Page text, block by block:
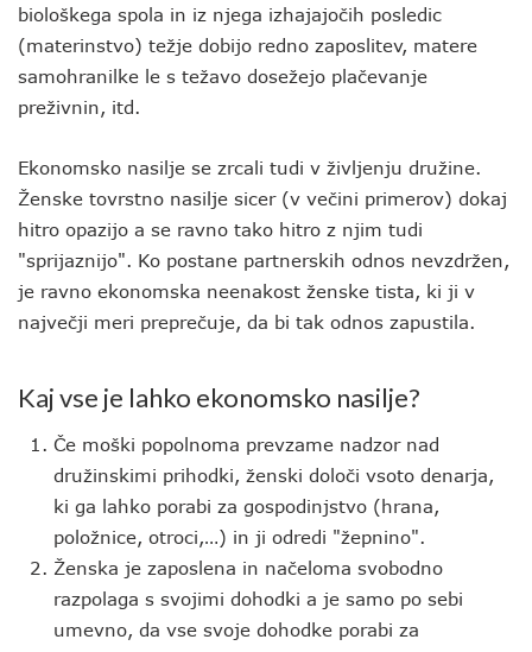
biološkega spola in iz njega izhajajočih posledic
(materinstvo) težje dobijo redno zaposlitev, matere
samohranilke le s težavo dosežejo plačevanje
preživnin, itd.
Ekonomsko nasilje se zrcali tudi v življenju družine.
Ženske tovrstno nasilje sicer (v večini primerov) dokaj
hitro opazijo a se ravno tako hitro z njim tudi
"sprijaznijo". Ko postane partnerskih odnos nevzdržen,
je ravno ekonomska neenakost ženske tista, ki ji v
največji meri preprečuje, da bi tak odnos zapustila.
Kaj vse je lahko ekonomsko nasilje?
Če moški popolnoma prevzame nadzor nad
družinskimi prihodki, ženski določi vsoto denarja,
ki ga lahko porabi za gospodinjstvo (hrana,
položnice, otroci,…) in ji odredi "žepnino".
Ženska je zaposlena in načeloma svobodno
razpolaga s svojimi dohodki a je samo po sebi
umevno, da vse svoje dohodke porabi za